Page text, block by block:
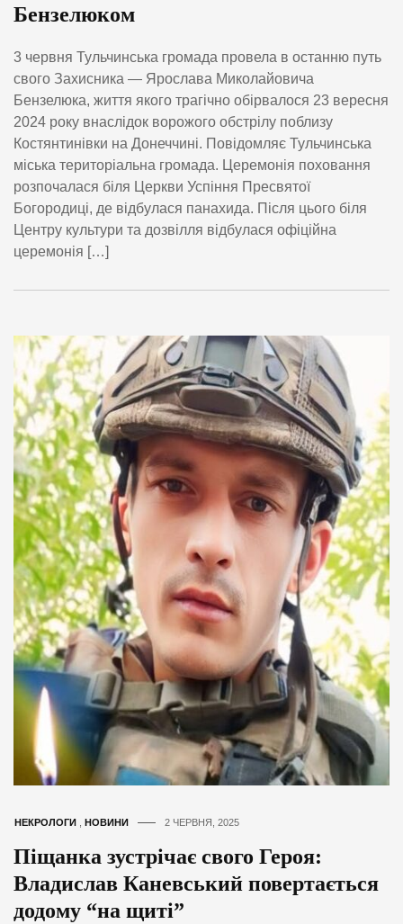
Бензелюком
3 червня Тульчинська громада провела в останню путь
свого Захисника — Ярослава Миколайовича
Бензелюка, життя якого трагічно обірвалося 23 вересня
2024 року внаслідок ворожого обстрілу поблизу
Костянтинівки на Донеччині. Повідомляє Тульчинська
міська територіальна громада. Церемонія поховання
розпочалася біля Церкви Успіння Пресвятої
Богородиці, де відбулася панахида. Після цього біля
Центру культури та дозвілля відбулася офіційна
церемонія […]
НЕКРОЛОГИ НОВИНИ 2 ЧЕРВНЯ, 2025
Піщанка зустрічає свого Героя:
Владислав Каневський повертається
додому “на щиті”